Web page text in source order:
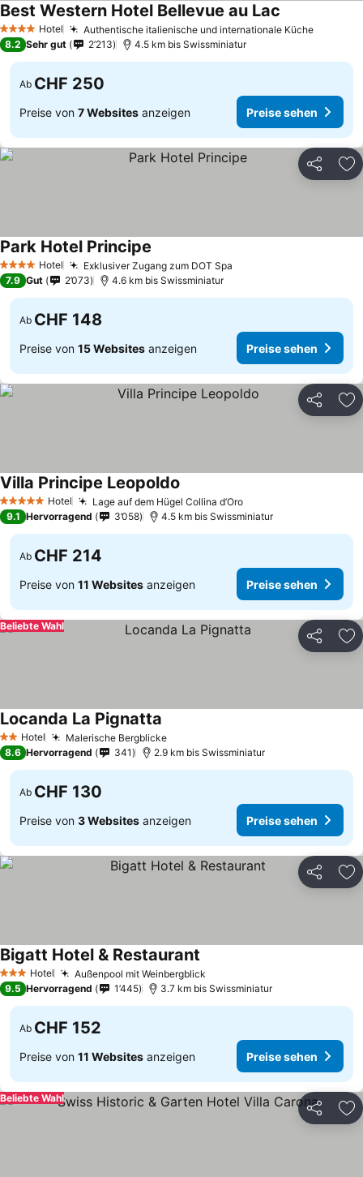
4 Sterne Hotel Authentische italienische und internationale KüchePreise
Best Western Hotel Bellevue au Lac
8.2 Sehr gut 2’213 4.5 km bis Swissminiatur
Ab CHF 250
Preise von 7 Websites anzeigen Preise sehen
Teilen
4 Sterne Hotel Exklusiver Zugang zum DOT Spa
Park Hotel Principe
7.9 Gut 2’073 4.6 km bis Swissminiatur
Ab CHF 148
Preise von 15 Websites anzeigen Preise sehen
Teilen
5 Sterne Hotel Lage auf dem Hügel Collina d’OroPreise sehen
Villa Principe Leopoldo
9.1 Hervorragend 3’058 4.5 km bis Swissminiatur
Ab CHF 214
Preise von 11 Websites anzeigen Preise sehen
Teilen
Beliebte Wahl
2 Sterne
Hotel Malerische BergblickePreise sehen
Locanda La Pignatta
8.6 Hervorragend 341 2.9 km bis Swissminiatur
Ab CHF 130
Preise von 3 Websites anzeigen Preise sehen
Teilen
3 SterneHotel Außenpool mit Weinbergblick
Bigatt Hotel & Restaurant
9.5 Hervorragend 1’445 3.7 km bis Swissminiatur
Ab CHF 152
Preise von 11 Websites anzeigen Preise sehen
Teilen
Beliebte Wahl